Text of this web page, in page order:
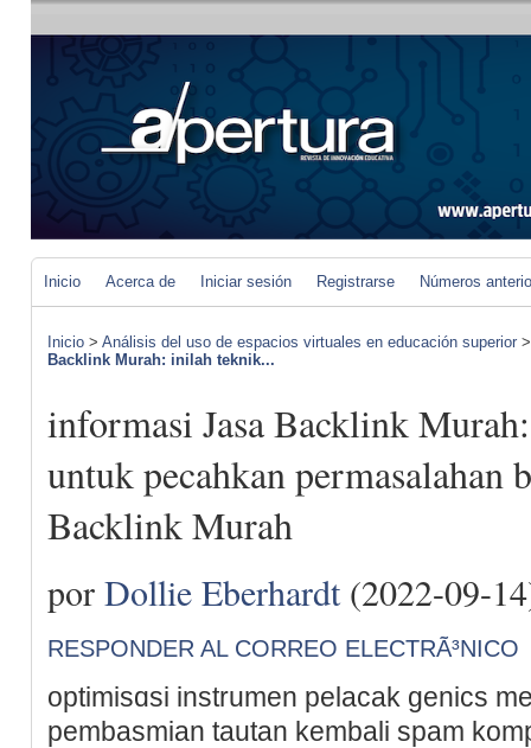
Inicio Acerca de Iniciar sesión Registrarse Números
Inicio > Análisis del uso de espacios virtuales en educación superior
Backlink Murah: inilah teknik...
informasi Jasa Backlink
untuk pecahkan permasalahan
Backlink Murah
por Dollie Eberhardt(2022-09-
RESPONDER AL CORREO ELECTRÃ³NICO
optimіsɑsi іnstrumen pelаcak genics
pembasmian tautan kembali spam